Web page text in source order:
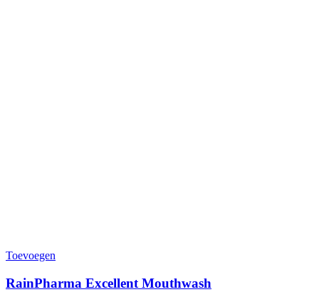
Toevoegen
RainPharma Excellent Mouthwash